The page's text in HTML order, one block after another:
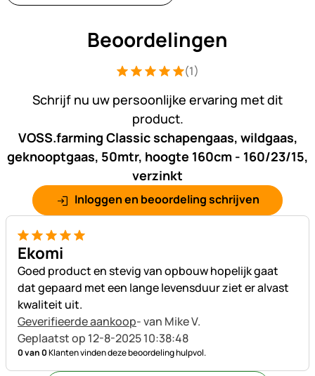
Beoordelingen
Beoordeling: 5 van 5 (1
1 Bewertung(1)
Schrijf nu uw persoonlijke ervaring met dit
product.
VOSS.farming Classic schapengaas, wildgaas,
geknooptgaas, 50mtr, hoogte 160cm - 160/23/15,
verzinkt
Inloggen en beoordeling schrijven
5 van 5
Ekomi
Goed product en stevig van opbouw hopelijk gaat
dat gepaard met een lange levensduur ziet er alvast
kwaliteit uit.
Geverifieerde aankoop- van Mike V.
Geplaatst op 12-8-2025 10:38:48
0 van 0Klanten vinden deze beoordeling hulpvol.